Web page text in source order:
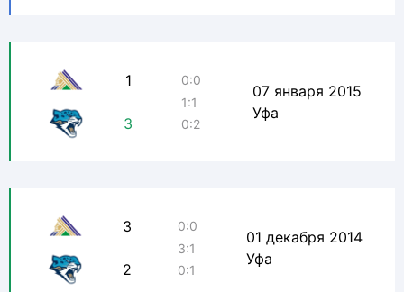
1
3
0:0
1:1
0:2
07 января 2015
Уфа
3
2
0:0
3:1
0:1
01 декабря 2014
Уфа